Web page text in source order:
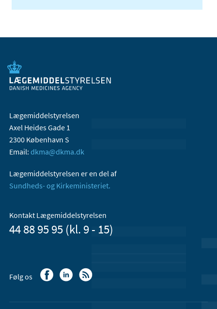
Lægemiddelstyrelsen
Axel Heides Gade 1
2300 København S
Email: dkma@dkma.dk
Lægemiddelstyrelsen er en del af
Sundheds- og Kirkeministeriet.
Kontakt Lægemiddelstyrelsen
44 88 95 95 (kl. 9 - 15)
Følg os